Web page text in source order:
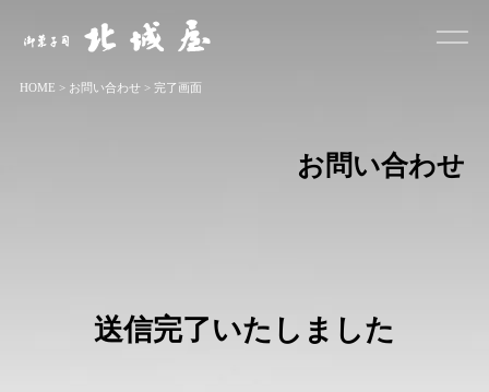
お菓子司 北城屋
HOME > お問い合わせ> 完了画面
お問い合わせ
送信完了いたしました